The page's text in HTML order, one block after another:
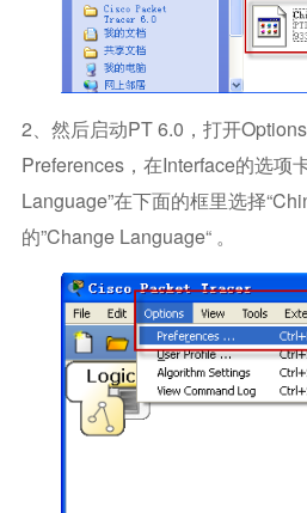
2、然后启动PT 6.0，打开
Preferences，在Interface的选项
Language”在下面的框里选择
的”Change Language“ 。